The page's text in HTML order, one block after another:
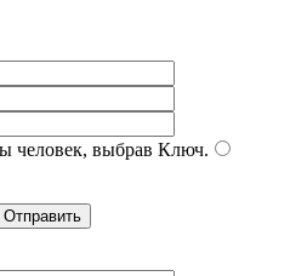
человек, выбрав Ключ.